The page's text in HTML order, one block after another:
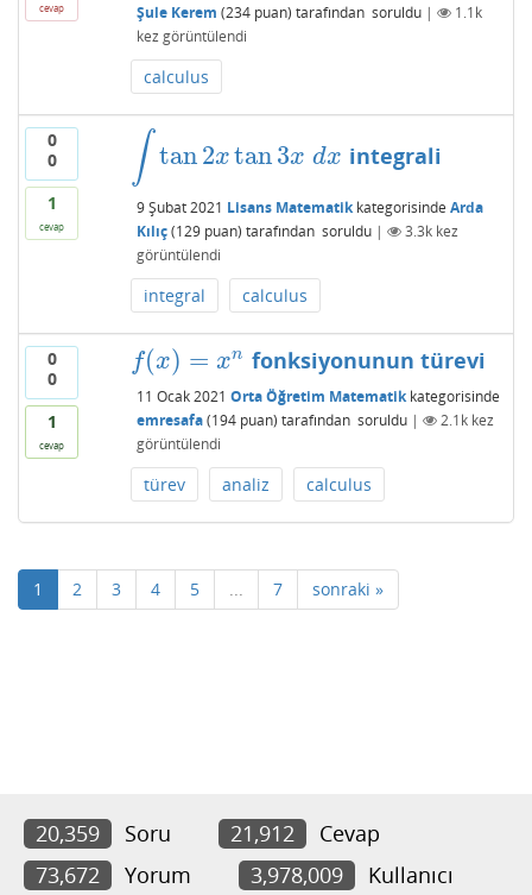
cevap
Şule Kerem (234puan) tarafından soruldu |
1.1k
kez görüntülendi
calculus
0
0
1
cevap
∫ tan2x tan3x dx
tan2xtan3x dx integrali
9 Şubat 2021 Lisans Matematikkategorisinde Arda
Kılıç (129puan) tarafından soruldu | 3.3kkez
görüntülendi
integral calculus
0
0
1
cevap
f(x) = xn
f(x)=x n fonksiyonunun türevi
11 Ocak 2021 Orta Öğretim Matematikkategorisinde
emresafa (194puan) tarafından soruldu | 2.1kkez
görüntülendi
türev analiz calculus
1 2 3 4 5 ... 7 sonraki »
20,359 Soru 21,912
Cevap
73,672
Yorum 3,978,009 Kullanıcı